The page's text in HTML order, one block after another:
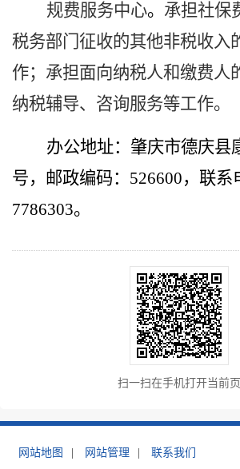
规费服务中心。 承担社保
税务部门征收的其他非税收入
作；承担面向纳税人和缴费人
纳税辅导、咨询服务等工作。
办公地址： 肇庆市德庆县
号，邮政编码： 526600，联系
7786303。
扫一扫在手机打开当前页
网站地图 网站管理 联系我们